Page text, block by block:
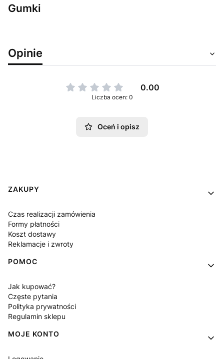
Gumki
Opinie
0.00
Liczba ocen: 0
Oceń i opisz
Linki w stopce
ZAKUPY
Czas realizacji zamówienia
Formy płatności
Koszt dostawy
Reklamacje i zwroty
POMOC
Jak kupować?
Częste pytania
Polityka prywatności
Regulamin sklepu
MOJE KONTO